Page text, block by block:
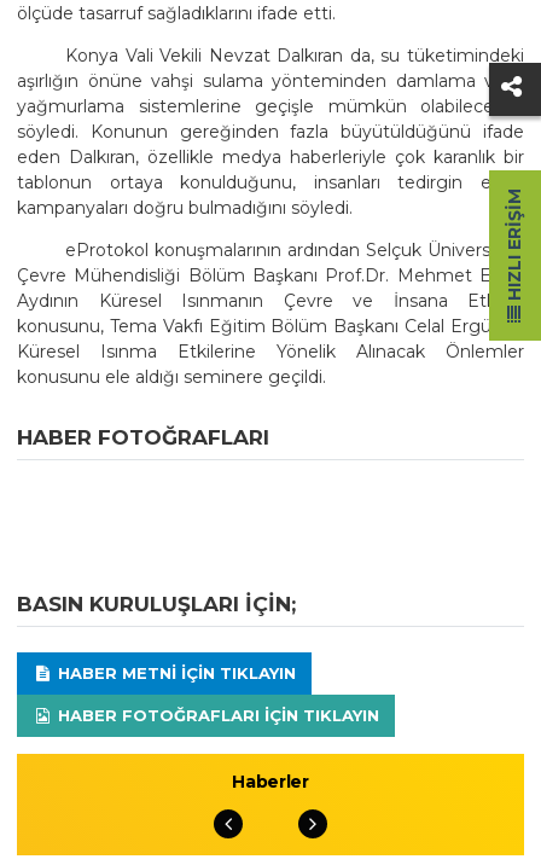
ölçüde tasarruf sağladıklarını ifade etti.
Konya Vali Vekili Nevzat Dalkıran da, su tüketimindeki
aşırlığın önüne vahşi sulama yönteminden damlama veya
yağmurlama sistemlerine geçişle mümkün olabileceğini
söyledi. Konunun gereğinden fazla büyütüldüğünü ifade
eden Dalkıran, özellikle medya haberleriyle çok karanlık bir
tablonun ortaya konulduğunu, insanları tedirgin eden
kampanyaları doğru bulmadığını söyledi.
eProtokol konuşmalarının ardından Selçuk Üniversitesi
Çevre Mühendisliği Bölüm Başkanı Prof.Dr. Mehmet Emin
Aydının Küresel Isınmanın Çevre ve İnsana Etkileri
konusunu, Tema Vakfı Eğitim Bölüm Başkanı Celal Ergünün
Küresel Isınma Etkilerine Yönelik Alınacak Önlemler
konusunu ele aldığı seminere geçildi.
HABER FOTOĞRAFLARI
BASIN KURULUŞLARI IÇIN;
HABER METNI IÇIN TIKLAYIN
HABER FOTOĞRAFLARI IÇIN TIKLAYIN
Haberler
HIZLI ERIŞIM